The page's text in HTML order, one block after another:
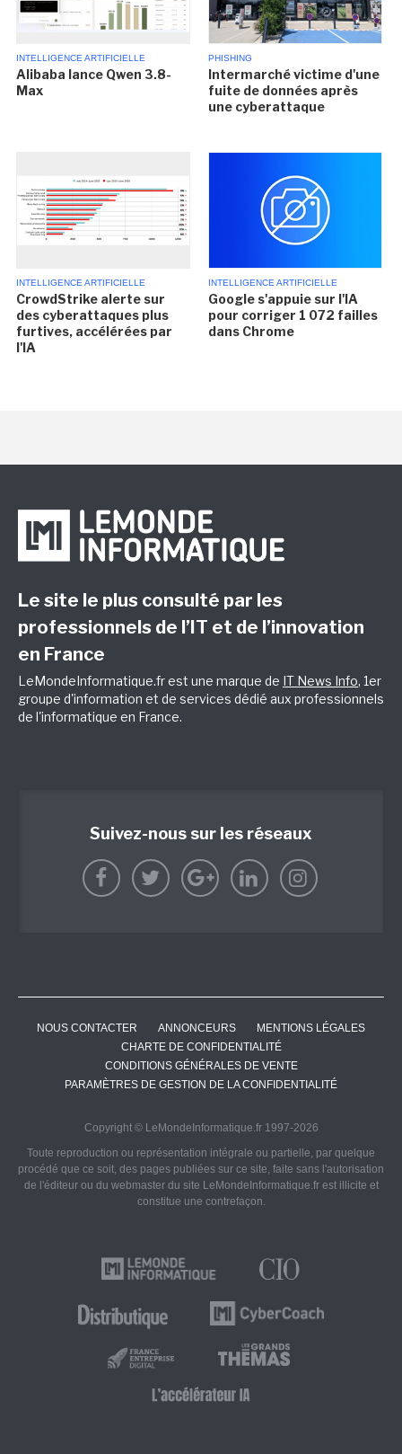
INTELLIGENCE ARTIFICIELLE
Alibaba lance Qwen 3.8-
Max
PHISHING
Intermarché victime d'une
fuite de données après
une cyberattaque
INTELLIGENCE ARTIFICIELLE
CrowdStrike alerte sur
des cyberattaques plus
furtives, accélérées par
l'IA
INTELLIGENCE ARTIFICIELLE
Google s'appuie sur l'IA
pour corriger 1 072 failles
dans Chrome
Le site le plus consulté par les
professionnels de l’IT et de l’innovation
en France
LeMondeInformatique.fr est une marque de IT News Info, 1er
groupe d'information et de services dédié aux professionnels
de l'informatique en France.
Suivez-nous sur les réseaux
NOUS CONTACTER ANNONCEURS
MENTIONS LÉGALES
CHARTE DE CONFIDENTIALITÉ
CONDITIONS GÉNÉRALES DE VENTE
PARAMÈTRES DE GESTION DE LA CONFIDENTIALITÉ
Copyright © LeMondeInformatique.fr 1997-2026
Toute reproduction ou représentation intégrale ou partielle, par quelque
procédé que ce soit, des pages publiées sur ce site, faite sans l'autorisation
de l'éditeur ou du webmaster du site LeMondeInformatique.fr est illicite et
constitue une contrefaçon.